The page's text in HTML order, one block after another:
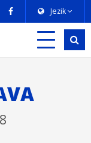
Jezik